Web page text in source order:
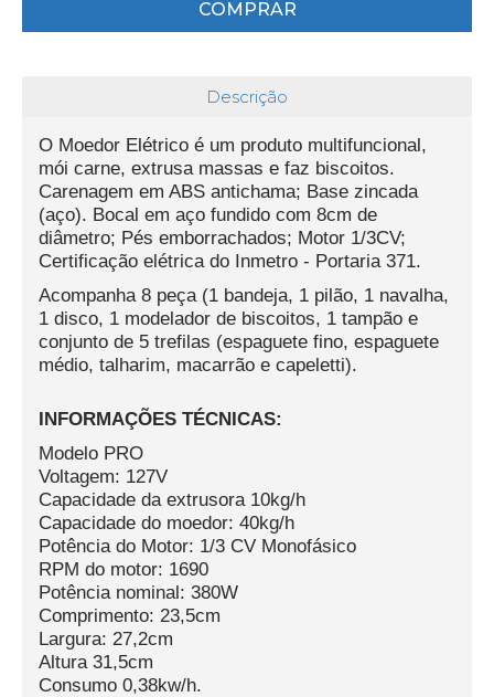
COMPRAR
Descrição
O Moedor Elétrico é um produto multifuncional,
mói carne, extrusa massas e faz biscoitos.
Carenagem em ABS antichama; Base zincada
(aço). Bocal em aço fundido com 8cm de
diâmetro; Pés emborrachados; Motor 1/3CV;
Certificação elétrica do Inmetro - Portaria 371.
Acompanha 8 peça (1 bandeja, 1 pilão, 1 navalha,
1 disco, 1 modelador de biscoitos, 1 tampão e
conjunto de 5 trefilas (espaguete fino, espaguete
médio, talharim, macarrão e capeletti).
INFORMAÇÕES TÉCNICAS:
Modelo PRO
Voltagem: 127V
Capacidade da extrusora 10kg/h
Capacidade do moedor: 40kg/h
Potência do Motor: 1/3 CV Monofásico
RPM do motor: 1690
Potência nominal: 380W
Comprimento: 23,5cm
Largura: 27,2cm
Altura 31,5cm
Consumo 0,38kw/h.